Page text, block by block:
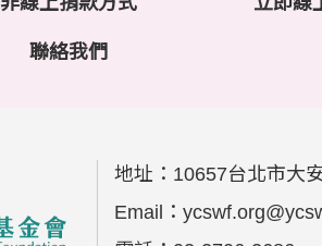
聯絡我們
地址： 10657台北市大
Email：